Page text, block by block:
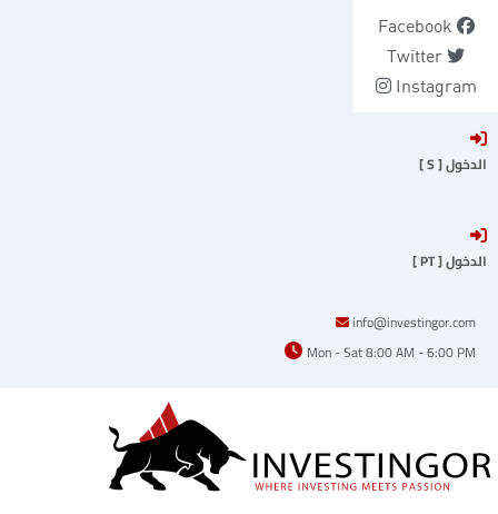
content
Facebook
Twitter
Instagram
الدخول [ S ]
الدخول [ PT ]
info@investingor.com
Mon - Sat 8:00 AM - 6:00 PM